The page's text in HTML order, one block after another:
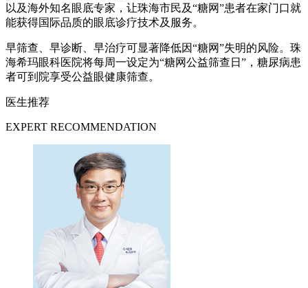
以及海外知名眼底专家，让珠海市民及“糖网”患者在家门口就
能获得国际品质的眼底诊疗技术及服务。
早筛查、早诊断、早治疗可显著降低因“糖网”失明的风险。珠
海希玛眼科医院将每周一设定为“糖网公益筛查日”，糖尿病患
者可到院享受公益眼健康筛查。
医生推荐
EXPERT RECOMMENDATION